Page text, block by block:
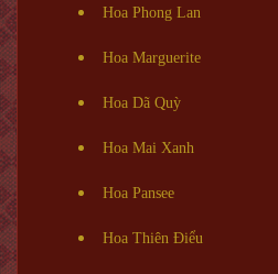
Hoa Phong Lan
Hoa Marguerite
Hoa Dã Quỳ
Hoa Mai Xanh
Hoa Pansee
Hoa Thiên Điểu